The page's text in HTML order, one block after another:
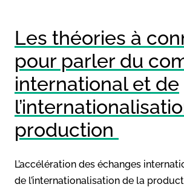
Les théories à
pour parler du
international et de
production
L’accélération des échanges
de l’internationalisation de la